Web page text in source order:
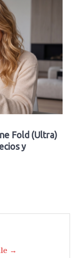
Fold (Ultra)
y
→